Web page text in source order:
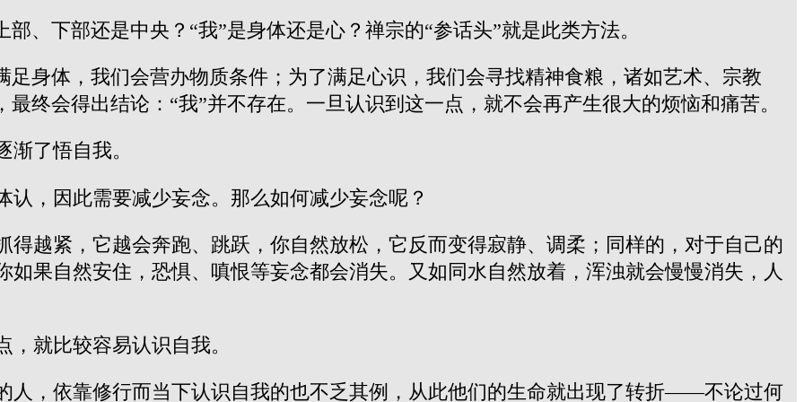
、下部还是中央？“我”是身体还是心？禅宗的“参话头”就是此类方法。
足身体，我们会营办物质条件；为了满足心识，我们会寻找精神食粮，诸如艺术、宗教
终会得出结论：“我”并不存在。一旦认识到这一点，就不会再产生很大的烦恼和痛苦。
了悟自我。
，因此需要减少妄念。那么如何减少妄念呢？
越紧，它越会奔跑、跳跃，你自然放松，它反而变得寂静、调柔；同样的，对于自己的
果自然安住，恐惧、嗔恨等妄念都会消失。又如同水自然放着，浑浊就会慢慢消失，人
就比较容易认识自我。
人，依靠修行而当下认识自我的也不乏其例，从此他们的生命就出现了转折——不论过何